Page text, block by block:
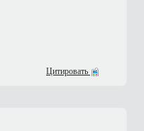
Цитировать